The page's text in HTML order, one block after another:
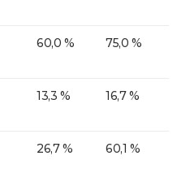
60,0 % 75,0 %
13,3 % 16,7 %
26,7 % 60,1 %